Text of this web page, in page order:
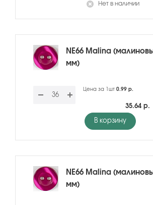
Нет в наличии
NE66 Malina
мм)
Цена за 1шт 0.99 р.
35.64 р.
В корзину
NE66 Malina
мм)